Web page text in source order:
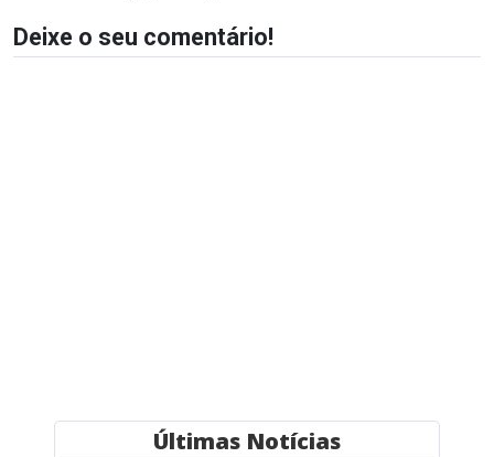
Deixe o seu comentário!
Últimas Notícias